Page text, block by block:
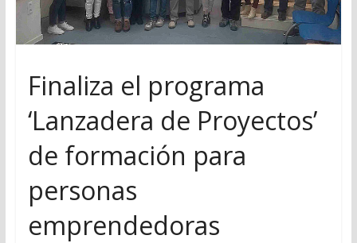
Finaliza el programa
‘Lanzadera de Proyectos’
de formación para
personas
emprendedoras